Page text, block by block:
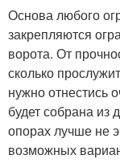
Основа любого
закрепляются
ворота. От
сколько
нужно отнестись
будет собрана из
опорах лучше не
возможных